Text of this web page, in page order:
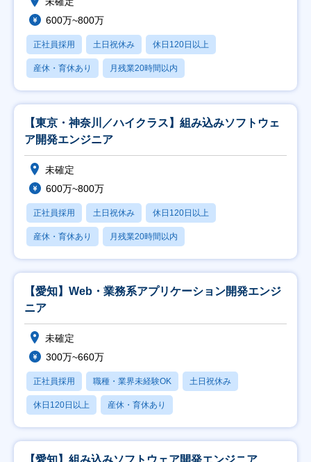
600万~800万
正社員採用 土日祝休み 休日120日以上
産休・育休あり 月残業20時間以内
【東京・神奈川／ハイクラス】組み込みソフトウェ
ア開発エンジニア
未確定
600万~800万
正社員採用 土日祝休み 休日120日以上
産休・育休あり 月残業20時間以内
【愛知】Web・業務系アプリケーション開発エンジ
ニア
未確定
300万~660万
正社員採用 職種・業界未経験OK 土日祝休み
休日120日以上 産休・育休あり
【愛知】組み込みソフトウェア開発エンジニア